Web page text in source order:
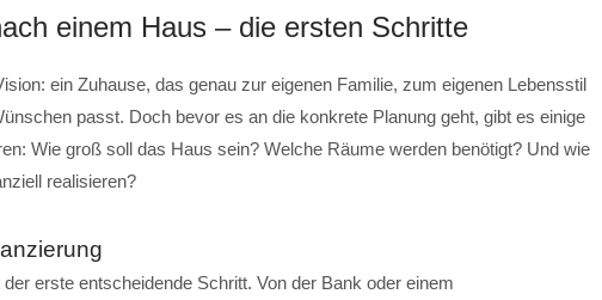
einem Haus – die ersten Schritte
ein Zuhause, das genau zur eigenen Familie, zum eigenen Lebensstil
passt. Doch bevor es an die konkrete Planung geht, gibt es einige
Wie groß soll das Haus sein? Welche Räume werden benötigt? Und wie
realisieren?
erste entscheidende Schritt. Von der Bank oder einem